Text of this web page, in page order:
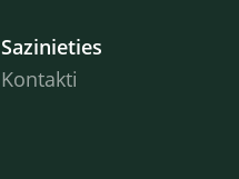
Sazinieties
Kontakti